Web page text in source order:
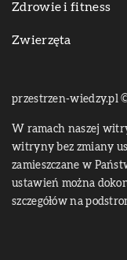
Zdrowie i fitness
Zwierzęta
przestrzen-wiedzy.pl
W ramach naszej
witryny bez zmiany
zamieszczane w
ustawień można
szczegółów na